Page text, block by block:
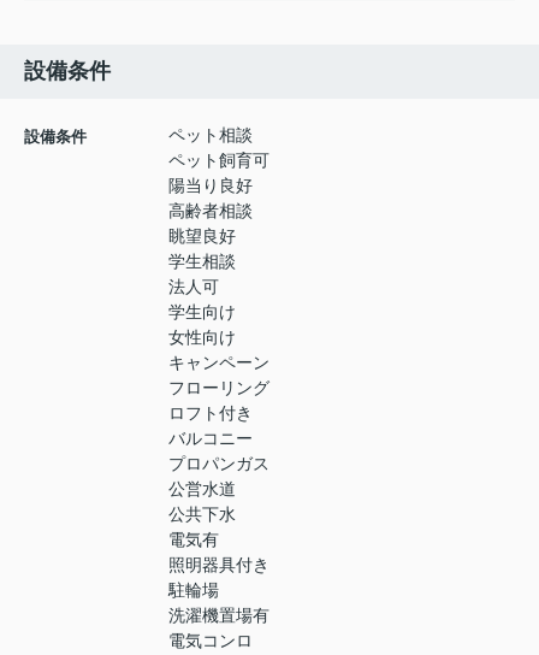
設備条件
設備条件
ペット相談
ペット飼育可
陽当り良好
高齢者相談
眺望良好
学生相談
法人可
学生向け
女性向け
キャンペーン
フローリング
ロフト付き
バルコニー
プロパンガス
公営水道
公共下水
電気有
照明器具付き
駐輪場
洗濯機置場有
電気コンロ